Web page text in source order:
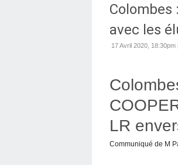
avec les
17 Avril 2020, 18:30pm
LR
Communiqué de M